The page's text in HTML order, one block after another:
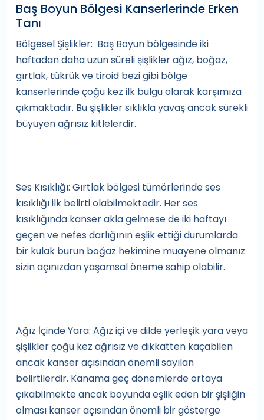
Baş Boyun Bölgesi Kanserlerinde Erken
Tanı
Bölgesel Şişlikler: Baş Boyun bölgesinde iki
haftadan daha uzun süreli şişlikler ağız, boğaz,
gırtlak, tükrük ve tiroid bezi gibi bölge
kanserlerinde çoğu kez ilk bulgu olarak karşımıza
çıkmaktadır. Bu şişlikler sıklıkla yavaş ancak sürekli
büyüyen ağrısız kitlelerdir.
Ses Kısıklığı: Gırtlak bölgesi tümörlerinde ses
kısıklığı ilk belirti olabilmektedir. Her ses
kısıklığında kanser akla gelmese de iki haftayı
geçen ve nefes darlığının eşlik ettiği durumlarda
bir kulak burun boğaz hekimine muayene olmanız
sizin açınızdan yaşamsal öneme sahip olabilir.
Ağız İçinde Yara: Ağız içi ve dilde yerleşik yara veya
şişlikler çoğu kez ağrısız ve dikkatten kaçabilen
ancak kanser açısından önemli sayılan
belirtilerdir. Kanama geç dönemlerde ortaya
çıkabilmekte ancak boyunda eşlik eden bir şişliğin
olması kanser açısından önemli bir gösterge